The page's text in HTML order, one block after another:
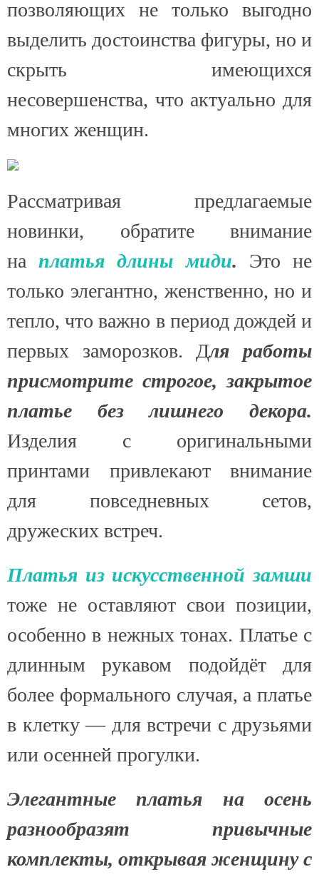
позволяющих не только выгодно
выделить достоинства фигуры, но и
скрыть имеющихся
несовершенства, что актуально для
многих женщин.
Рассматривая предлагаемые
новинки, обратите внимание
наплатья длины миди. Это не
только элегантно, женственно, но и
тепло, что важно в период дождей и
первых заморозков. Для работы
присмотрите строгое, закрытое
платье без лишнего декора.
Изделия с оригинальными
принтами привлекают внимание
для повседневных сетов,
дружеских встреч.
Платья из искусственной замши
тоже не оставляют свои позиции,
особенно в нежных тонах. Платье с
длинным рукавом подойдёт для
более формального случая, а платье
в клетку — для встречи с друзьями
или осенней прогулки.
Элегантные платья на осень
разнообразят привычные
комплекты, открывая женщину с